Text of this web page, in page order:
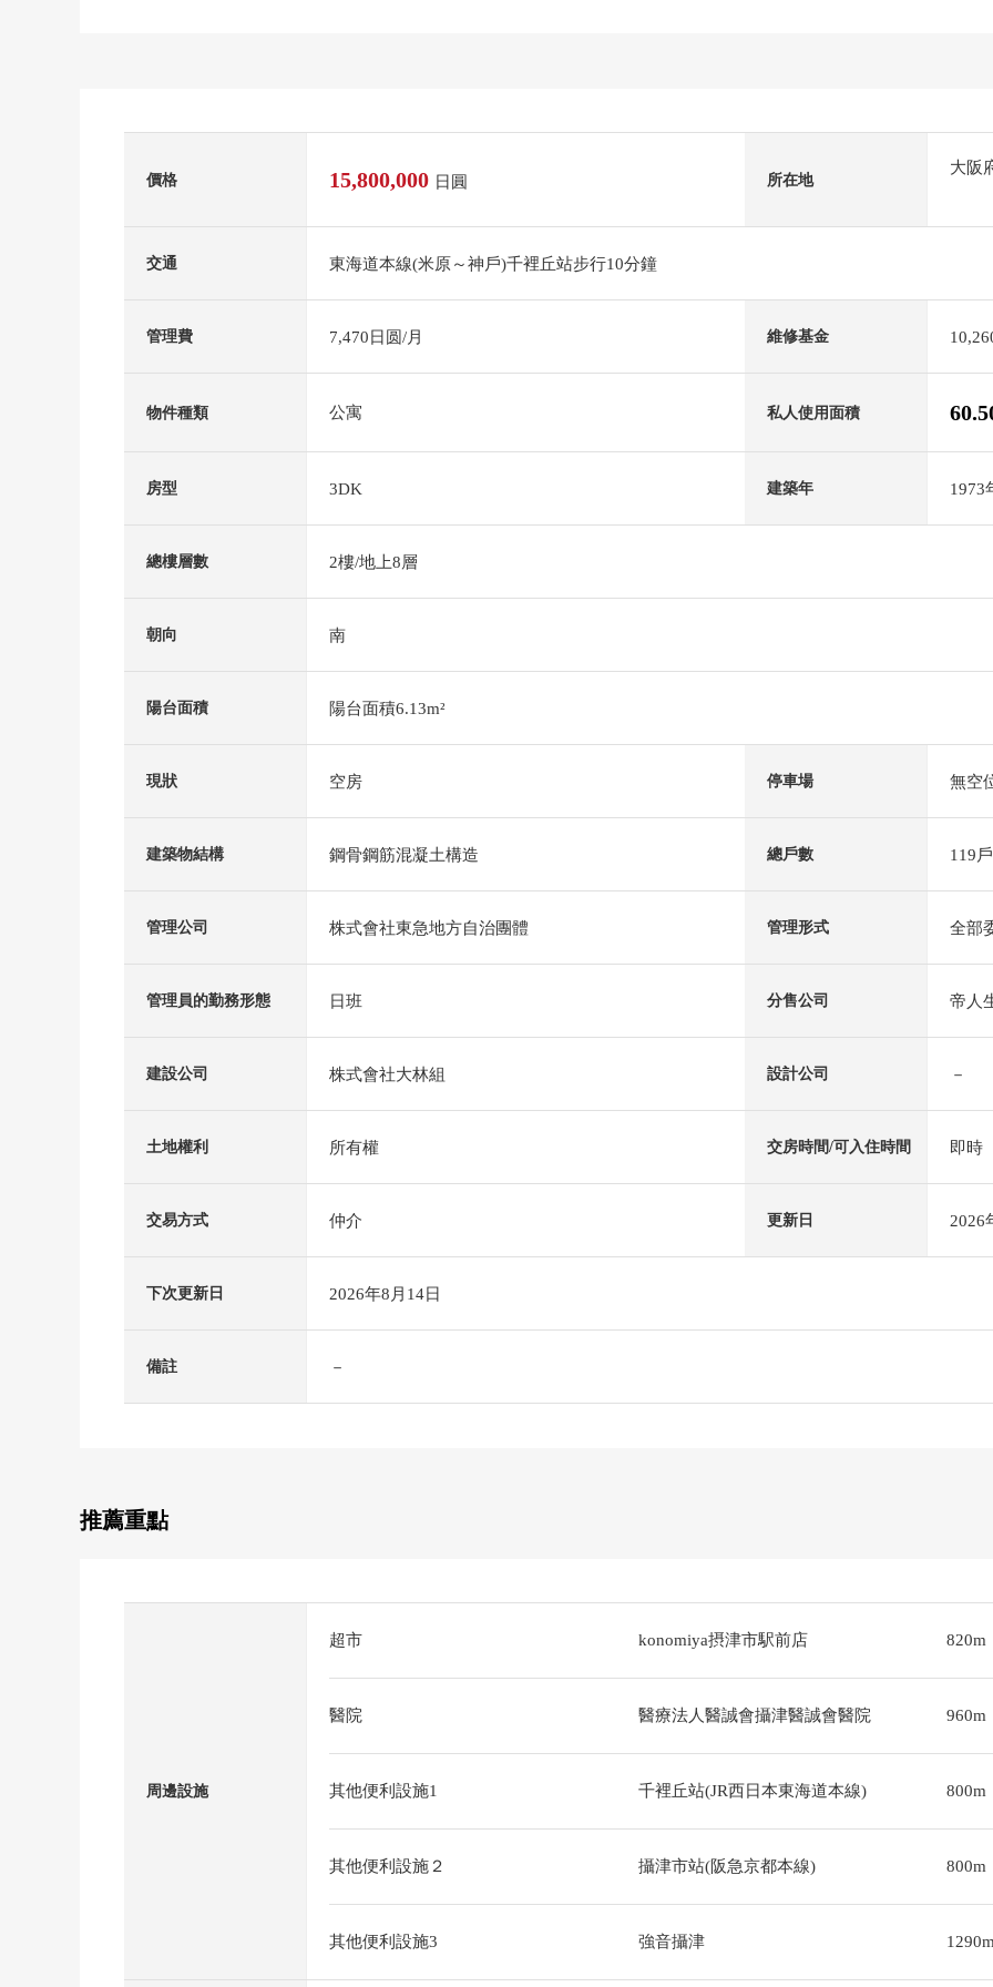
價格 15,800,000 日圓 所在地
大阪
交通 東海道本線(米原～神戶)千裡丘站步行10分鐘
管理費 7,470日圆/月 維修基金
物件種類 公寓 私人使用面積
房型 3DK 建築年 1973
總樓層數 2樓/地上8層
朝向 南
陽台面積 陽台面積6.13m²
現狀 空房 停車場 無空
建築物結構 鋼骨鋼筋混凝土構造 總戶數 119戶
管理公司 株式會社東急地方自治團體 管理形式 全部
管理員的勤務形態 日班 分售公司 帝人
建設公司 株式會社大林組 設計公司 －
土地權利 所有權 交房時間/可入住時間 即時
交易方式 仲介 更新日 2026
下次更新日 2026年8月14日
備註 －
推薦重點
周邊設施
超市 konomiya摂津市駅前店 820m
醫院 醫療法人醫誠會攝津醫誠會醫院 960m
其他便利設施1 千裡丘站(JR西日本東海道本線) 800m
其他便利設施２ 攝津市站(阪急京都本線) 800m
其他便利設施3 強音攝津